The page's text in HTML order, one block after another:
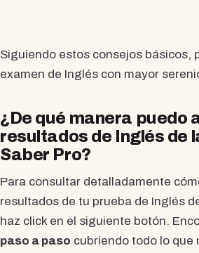
Siguiendo estos consejos básicos,
examen de Inglés con mayor
¿De qué manera puedo
resultados de Inglés de
Saber Pro?
Para consultar detalladamente
resultados de tu prueba de Inglés
haz click en el siguiente botón.
paso a paso cubriendo todo lo que